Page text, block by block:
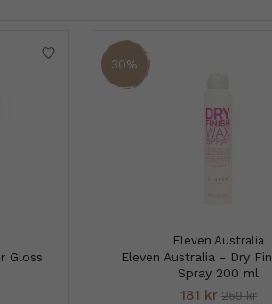
Gloss
30%
Eleven Australia
Eleven Australia - Dry
Spray 200 ml
181 kr 259 kr